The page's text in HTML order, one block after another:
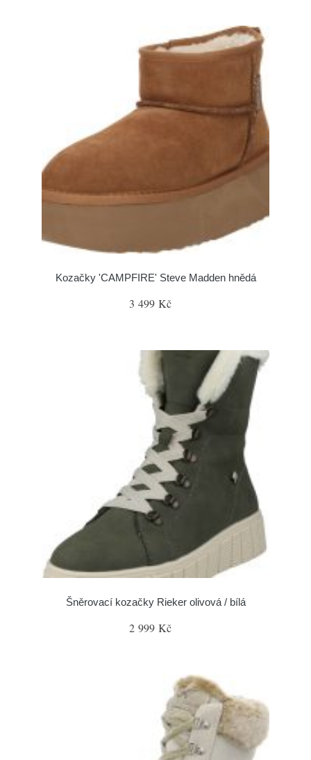
Kozačky 'CAMPFIRE' Steve Madden hnědá
3 499 Kč
Šněrovací kozačky Rieker olivová / bílá
2 999 Kč